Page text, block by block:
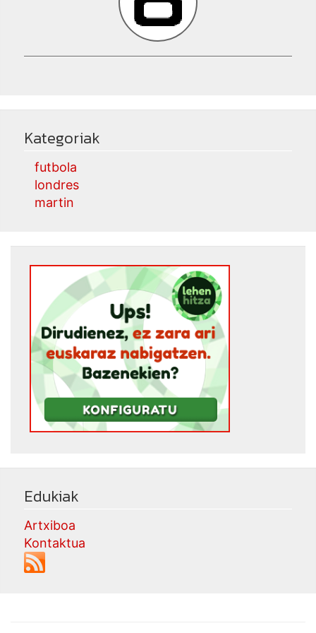
Kategoriak
futbola
londres
martin
Edukiak
Artxiboa
Kontaktua